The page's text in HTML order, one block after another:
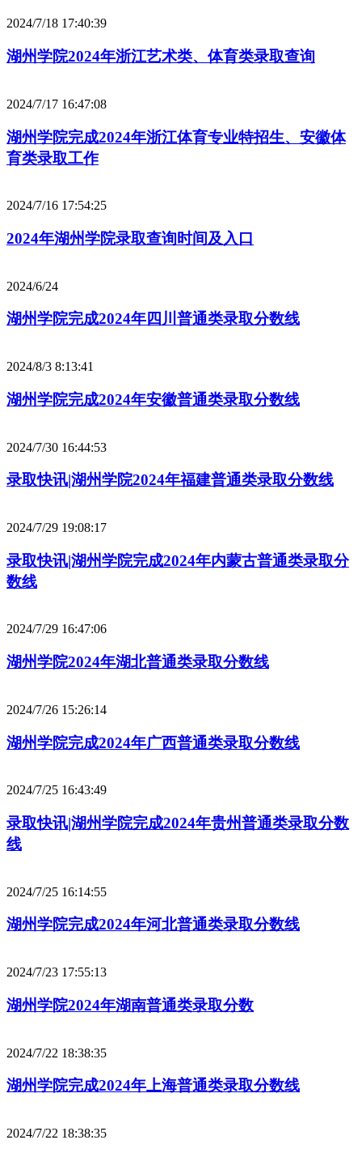
2024/7/18 17:40:39
湖州学院2024年浙江艺术类、体育类录取查询
2024/7/17 16:47:08
湖州学院完成2024年浙江体育专业特招生、安徽体
育类录取工作
2024/7/16 17:54:25
2024年湖州学院录取查询时间及入口
2024/6/24
湖州学院完成2024年四川普通类录取分数线
2024/8/3 8:13:41
湖州学院完成2024年安徽普通类录取分数线
2024/7/30 16:44:53
录取快讯|湖州学院2024年福建普通类录取分数线
2024/7/29 19:08:17
录取快讯|湖州学院完成2024年内蒙古普通类录取分
数线
2024/7/29 16:47:06
湖州学院2024年湖北普通类录取分数线
2024/7/26 15:26:14
湖州学院完成2024年广西普通类录取分数线
2024/7/25 16:43:49
录取快讯|湖州学院完成2024年贵州普通类录取分数
线
2024/7/25 16:14:55
湖州学院完成2024年河北普通类录取分数线
2024/7/23 17:55:13
湖州学院2024年湖南普通类录取分数
2024/7/22 18:38:35
湖州学院完成2024年上海普通类录取分数线
2024/7/22 18:38:35